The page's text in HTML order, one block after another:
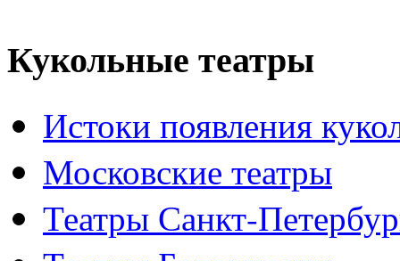
Кукольные театры
Истоки появления
Московские театры
Театры Санкт-